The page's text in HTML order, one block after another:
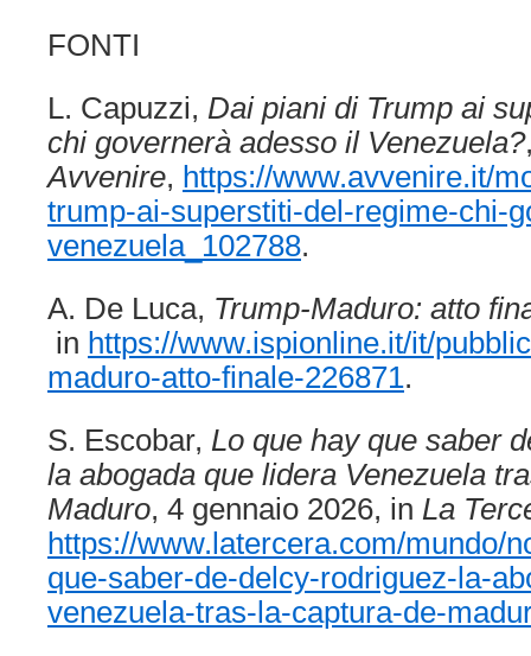
FONTI
L. Capuzzi, Dai piani di Trump ai
chi governerà adesso il Venezuela?
Avvenire, https://www.avvenire.it/
trump-ai-superstiti-del-regime-chi-
venezuela_102788.
A. De Luca, Trump-Maduro: atto
in https://www.ispionline.it/it/
maduro-atto-finale-226871.
S. Escobar, Lo que hay que saber
la abogada que lidera Venezuela
Maduro, 4 gennaio 2026, in La
https://www.latercera.com/mundo/
que-saber-de-delcy-rodriguez-la-
venezuela-tras-la-captura-de-